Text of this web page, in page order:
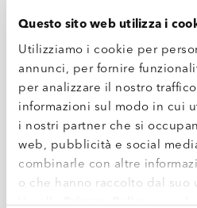
Questo sito web utilizza i
Utilizziamo i cookie per
annunci, per fornire
per analizzare il nostro
informazioni sul modo in cui
i nostri partner che si
web, pubblicità e social
combinarle con altre
o che hanno raccolto dal suo
Vai allaPrivacy Policy
thanks to Flora Toscana
Award ceremony for
Scholarship
Green Flora and the
together